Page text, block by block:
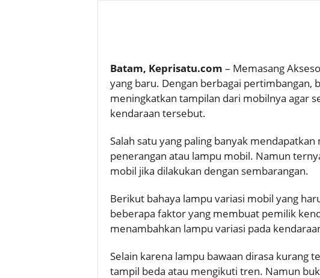
Batam, Keprisatu.com – Memasang
yang baru. Dengan berbagai pertimbangan,
meningkatkan tampilan dari mobilnya agar
kendaraan tersebut.
Salah satu yang paling banyak
penerangan atau lampu mobil. Namun
mobil jika dilakukan dengan sembarangan.
Berikut bahaya lampu variasi mobil yang
beberapa faktor yang membuat pemilik
menambahkan lampu variasi pada
Selain karena lampu bawaan dirasa kurang
tampil beda atau mengikuti tren. Namun